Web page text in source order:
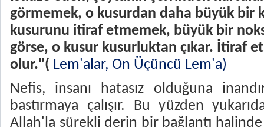
görmemek, o kusurdan daha büyük bir
kusurunu itiraf etmemek, büyük bir
görse, o kusur kusurluktan çıkar. İtiraf
olur."( Lem'alar, On Üçüncü Lem'a)
Nefis, insanı hatasız olduğuna
bastırmaya çalışır. Bu yüzden
Allah'la sürekli derin bir bağlantı